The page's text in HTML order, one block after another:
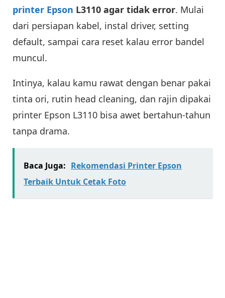
printer Epson L3110 agar tidak error. Mulai
dari persiapan kabel, instal driver, setting
default, sampai cara reset kalau error bandel
muncul.
Intinya, kalau kamu rawat dengan benar pakai
tinta ori, rutin head cleaning, dan rajin dipakai
printer Epson L3110 bisa awet bertahun-tahun
tanpa drama.
Baca Juga: Rekomendasi Printer Epson
Terbaik Untuk Cetak Foto